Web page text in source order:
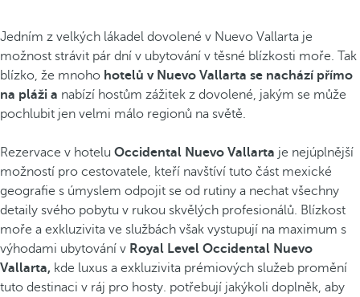
Jedním z velkých lákadel dovolené v Nuevo Vallarta je
možnost strávit pár dní v ubytování v těsné blízkosti moře. Tak
blízko, že mnoho hotelů v Nuevo Vallarta se nachází přímo
na pláži a nabízí hostům zážitek z dovolené, jakým se může
pochlubit jen velmi málo regionů na světě.
Rezervace v hotelu Occidental Nuevo Vallarta je nejúplnější
možností pro cestovatele, kteří navštíví tuto část mexické
geografie s úmyslem odpojit se od rutiny a nechat všechny
detaily svého pobytu v rukou skvělých profesionálů. Blízkost
moře a exkluzivita ve službách však vystupují na maximum s
výhodami ubytování v Royal Level Occidental Nuevo
Vallarta, kde luxus a exkluzivita prémiových služeb promění
tuto destinaci v ráj pro hosty. potřebují jakýkoli doplněk, aby